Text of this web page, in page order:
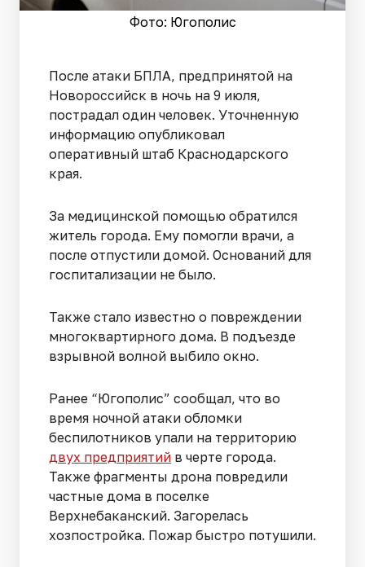
Фото: Югополис
После атаки БПЛА, предпринятой на
Новороссийск в ночь на 9 июля,
пострадал один человек. Уточненную
информацию опубликовал
оперативный штаб Краснодарского
края.
За медицинской помощью обратился
житель города. Ему помогли врачи, а
после отпустили домой. Оснований для
госпитализации не было.
Также стало известно о повреждении
многоквартирного дома. В подъезде
взрывной волной выбило окно.
Ранее “Югополис” сообщал, что во
время ночной атаки обломки
беспилотников упали на территорию
двух предприятий в черте города.
Также фрагменты дрона повредили
частные дома в поселке
Верхнебаканский. Загорелась
хозпостройка. Пожар быстро потушили.